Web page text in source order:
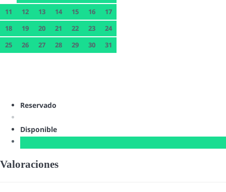
11
12 13 14 15 16
17
18
19 20 21 22 23
24
25
26 27 28 29 30 31
Reservado
Disponible
Valoraciones